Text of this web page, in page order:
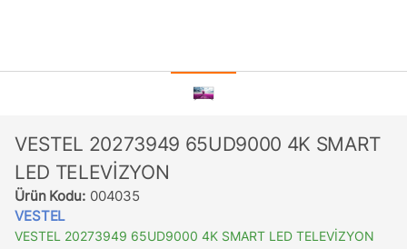
VESTEL 20273949 65UD9000 4K SMART
LED TELEVİZYON
Ürün Kodu: 004035
VESTEL
VESTEL 20273949 65UD9000 4K SMART LED TELEVİZYON